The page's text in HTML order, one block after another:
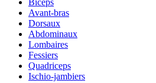
Avant-bras
Dorsaux
Abdominaux
Lombaires
Fessiers
Quadriceps
Ischio-jambiers